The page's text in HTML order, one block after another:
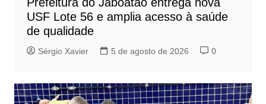
USF Lote 56 e amplia acesso à saúde
de qualidade
Sérgio Xavier 5 de agosto de 2026 0